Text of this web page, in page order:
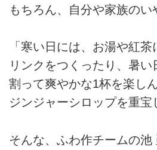
もちろん、自分や家族のい
「寒い日には、お湯や紅
リンクをつくったり、暑
割って爽やかな1杯を楽し
ジンジャーシロップを重宝
そんな、ふわ作チームの池